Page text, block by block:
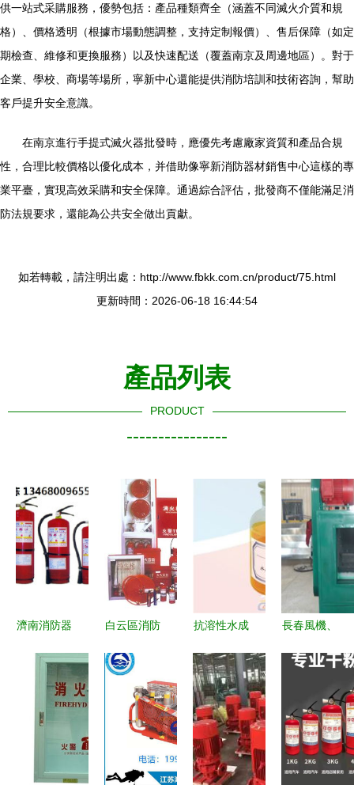
供一站式采購服務，優勢包括：產品種類齊全（涵蓋不同滅火介質和規
格）、價格透明（根據市場動態調整，支持定制報價）、售后保障（如定
期檢查、維修和更換服務）以及快速配送（覆蓋南京及周邊地區）。對于
企業、學校、商場等場所，寧新中心還能提供消防培訓和技術咨詢，幫助
客戶提升安全意識。
在南京進行手提式滅火器批發時，應優先考慮廠家資質和產品合規
性，合理比較價格以優化成本，并借助像寧新消防器材銷售中心這樣的專
業平臺，實現高效采購和安全保障。通過綜合評估，批發商不僅能滿足消
防法規要求，還能為公共安全做出貢獻。
如若轉載，請注明出處：http://www.fbkk.com.cn/product/75.html
更新時間：2026-06-18 16:44:54
產品列表
PRODUCT
----------------
濟南消防器
全，選擇專
業滅火器的
白云區消防
心 全方位
守護消防安
全，專業銷
售消防器材
與應急救援
抗溶性水成
劑 質量保
證，專業消
防器材銷售
方案
長春風機、
消防器材銷
售解析 構
建安全與高
效并重的專
業服務體系